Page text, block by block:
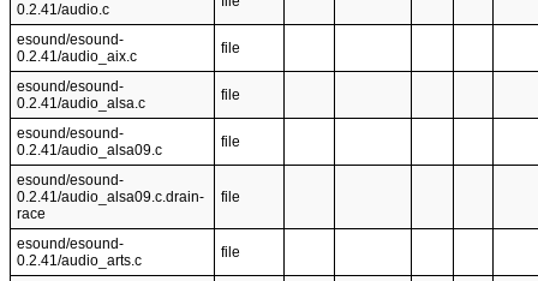
0.2.41/audio.c
esound/esound-
0.2.41/audio_aix.c
file
esound/esound-
0.2.41/audio_alsa.c
file
esound/esound-
0.2.41/audio_alsa09.c
file
esound/esound-
0.2.41/audio_alsa09.c.drain-
race
file
esound/esound-
0.2.41/audio_arts.c
file